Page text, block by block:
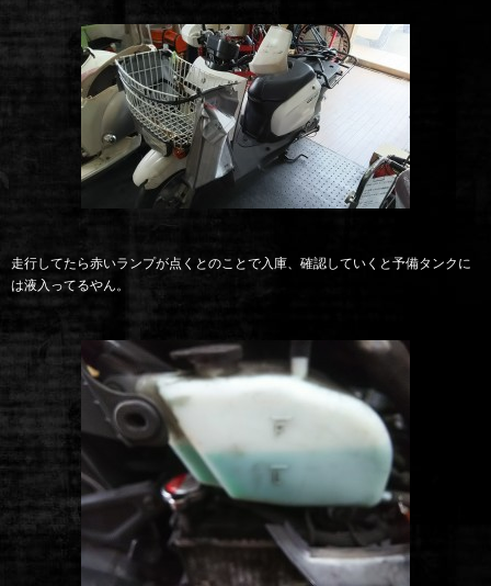
走行してたら赤いランプが点くとのことで入庫、確認していくと予備タンクに
は液入ってるやん。